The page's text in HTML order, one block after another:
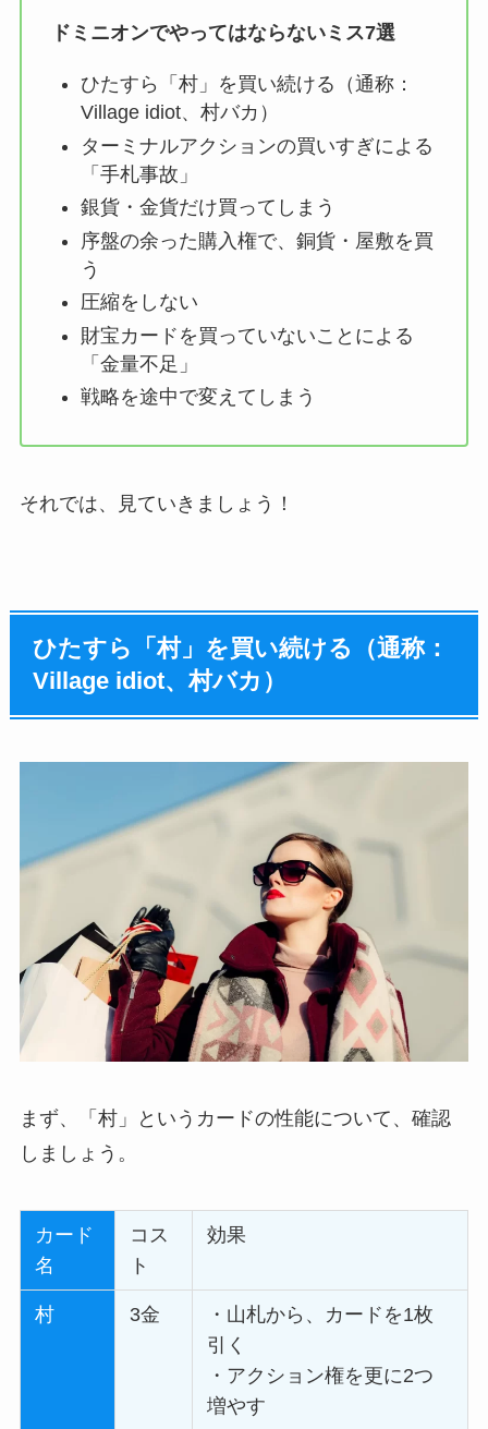
ドミニオンでやってはならないミス7選
ひたすら「村」を買い続ける（通称：
Village idiot、村バカ）
ターミナルアクションの買いすぎによる
「手札事故」
銀貨・金貨だけ買ってしまう
序盤の余った購入権で、銅貨・屋敷を買
う
圧縮をしない
財宝カードを買っていないことによる
「金量不足」
戦略を途中で変えてしまう
それでは、見ていきましょう！
ひたすら「村」を買い続ける（通称：
Village idiot、村バカ）
まず、「村」というカードの性能について、確認
しましょう。
カード
名
コス
ト
効果
村 3金
・山札から、カードを1枚
引く
・アクション権を更に2つ
増やす